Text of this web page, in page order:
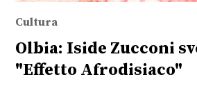
Cultura
Olbia: Iside Zucconi
"Effetto Afrodisiaco"